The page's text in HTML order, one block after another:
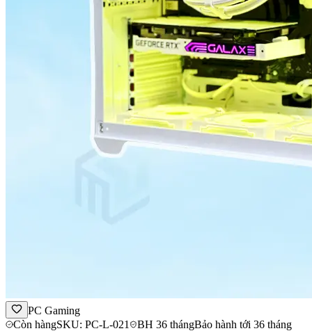
PC Gaming
Còn hàngSKU: PC-L-021 BH 36 thángBảo hành tới 36 tháng